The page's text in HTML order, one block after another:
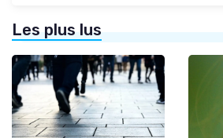
Les plus lus